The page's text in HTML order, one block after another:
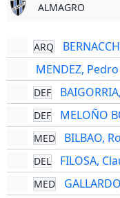
ALMAGRO
ARQ
MENDEZ,
DEF
DEF MELOÑO
MED BILBAO,
DEL FILOSA,
MED